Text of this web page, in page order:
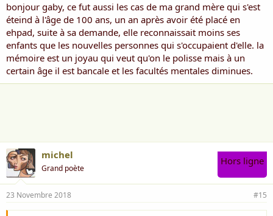
bonjour gaby, ce fut aussi les cas de ma grand mère qui s'est
éteind à l'âge de 100 ans, un an après avoir été placé en
ehpad, suite à sa demande, elle reconnaissait moins ses
enfants que les nouvelles personnes qui s'occupaient d'elle. la
mémoire est un joyau qui veut qu'on le polisse mais à un
certain âge il est bancale et les facultés mentales diminues.
michel
Grand poète
Hors ligne
23 Novembre 2018 #15